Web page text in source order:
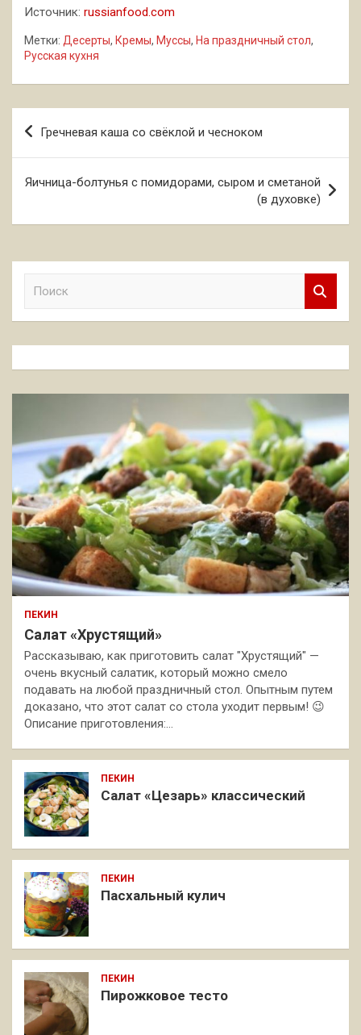
Источник: russianfood.com
Метки: Десерты, Кремы, Муссы, На праздничный стол,
Русская кухня
Навигация
записям
Гречневая каша со свёклой и чесноком
Яичница-болтунья с помидорами, сыром и сметаной
(в духовке)
к
ПЕКИН
Салат «Хрустящий»
Рассказываю, как приготовить салат "Хрустящий" —
очень вкусный салатик, который можно смело
подавать на любой праздничный стол. Опытным путем
доказано, что этот салат со стола уходит первым! 😉
Описание приготовления:…
ПЕКИН
Салат «Цезарь» классический
ПЕКИН
Пасхальный кулич
ПЕКИН
Пирожковое тесто